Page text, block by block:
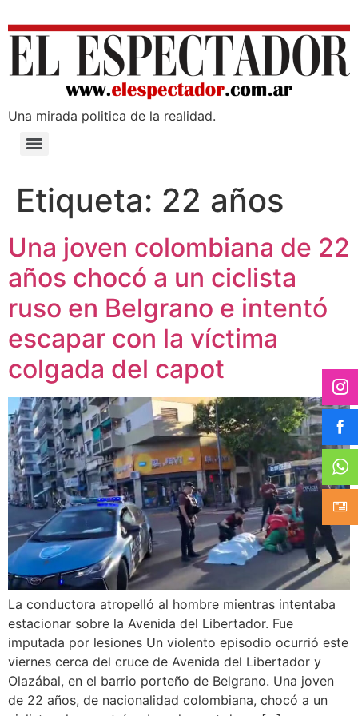
Una mirada poli­tica de la realidad.
Etiqueta: 22 años
Una joven colombiana de 22
años chocó a un ciclista
ruso en Belgrano e intentó
escapar con la víctima
colgada del capot
La conductora atropelló al hombre mientras intentaba
estacionar sobre la Avenida del Libertador. Fue
imputada por lesiones Un violento episodio ocurrió este
viernes cerca del cruce de Avenida del Libertador y
Olazábal, en el barrio porteño de Belgrano. Una joven
de 22 años, de nacionalidad colombiana, chocó a un